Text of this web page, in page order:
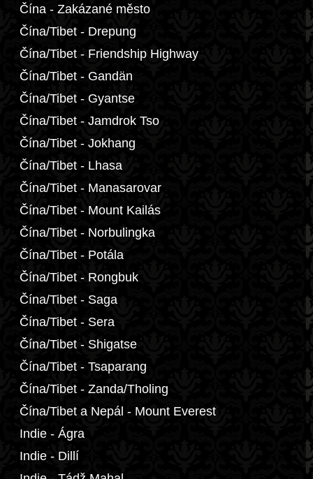
Čína - Zakázané město
Čína/Tibet - Drepung
Čína/Tibet - Friendship Highway
Čína/Tibet - Gandän
Čína/Tibet - Gyantse
Čína/Tibet - Jamdrok Tso
Čína/Tibet - Jokhang
Čína/Tibet - Lhasa
Čína/Tibet - Manasarovar
Čína/Tibet - Mount Kailás
Čína/Tibet - Norbulingka
Čína/Tibet - Potála
Čína/Tibet - Rongbuk
Čína/Tibet - Saga
Čína/Tibet - Sera
Čína/Tibet - Shigatse
Čína/Tibet - Tsaparang
Čína/Tibet - Zanda/Tholing
Čína/Tibet a Nepál - Mount Everest
Indie - Ágra
Indie - Dillí